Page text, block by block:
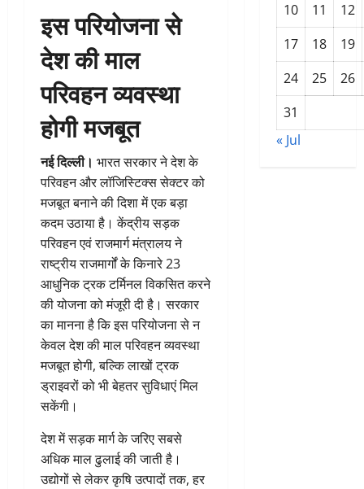
इस परियोजना से
देश की माल
परिवहन व्यवस्था
होगी मजबूत
नई दिल्ली। भारत सरकार ने देश के
परिवहन और लॉजिस्टिक्स सेक्टर को
मजबूत बनाने की दिशा में एक बड़ा
कदम उठाया है। केंद्रीय सड़क
परिवहन एवं राजमार्ग मंत्रालय ने
राष्ट्रीय राजमार्गों के किनारे 23
आधुनिक ट्रक टर्मिनल विकसित करने
की योजना को मंजूरी दी है। सरकार
का मानना है कि इस परियोजना से न
केवल देश की माल परिवहन व्यवस्था
मजबूत होगी, बल्कि लाखों ट्रक
ड्राइवरों को भी बेहतर सुविधाएं मिल
सकेंगी।
देश में सड़क मार्ग के जरिए सबसे
अधिक माल ढुलाई की जाती है।
उद्योगों से लेकर कृषि उत्पादों तक, हर
10
11
12
17
18
19
24
25
26
31
« Jul